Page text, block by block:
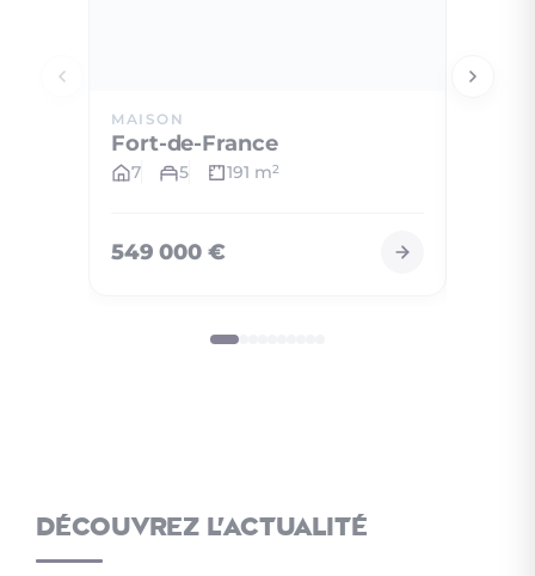
MAISON
Fort-de-France
7 5 191 m2
549 000 €
Découvrez l'actualité